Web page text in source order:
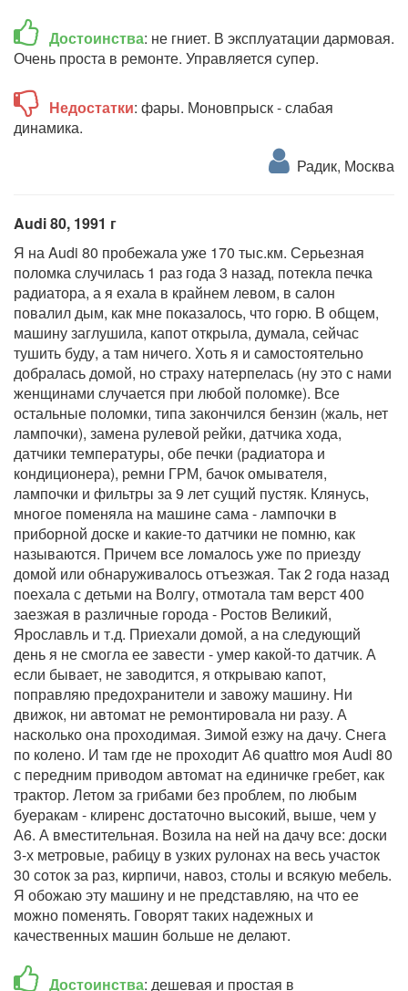
Достоинства: не гниет. В эксплуатации дармовая.
Очень проста в ремонте. Управляется супер.
Недостатки: фары. Моновпрыск - слабая
динамика.
Радик, Москва
Audi 80, 1991 г
Я на Audi 80 пробежала уже 170 тыс.км. Серьезная
поломка случилась 1 раз года 3 назад, потекла печка
радиатора, а я ехала в крайнем левом, в салон
повалил дым, как мне показалось, что горю. В общем,
машину заглушила, капот открыла, думала, сейчас
тушить буду, а там ничего. Хоть я и самостоятельно
добралась домой, но страху натерпелась (ну это с нами
женщинами случается при любой поломке). Все
остальные поломки, типа закончился бензин (жаль, нет
лампочки), замена рулевой рейки, датчика хода,
датчики температуры, обе печки (радиатора и
кондиционера), ремни ГРМ, бачок омывателя,
лампочки и фильтры за 9 лет сущий пустяк. Клянусь,
многое поменяла на машине сама - лампочки в
приборной доске и какие-то датчики не помню, как
называются. Причем все ломалось уже по приезду
домой или обнаруживалось отъезжая. Так 2 года назад
поехала с детьми на Волгу, отмотала там верст 400
заезжая в различные города - Ростов Великий,
Ярославль и т.д. Приехали домой, а на следующий
день я не смогла ее завести - умер какой-то датчик. А
если бывает, не заводится, я открываю капот,
поправляю предохранители и завожу машину. Ни
движок, ни автомат не ремонтировала ни разу. А
насколько она проходимая. Зимой езжу на дачу. Снега
по колено. И там где не проходит А6 quattro моя Audi 80
с передним приводом автомат на единичке гребет, как
трактор. Летом за грибами без проблем, по любым
буеракам - клиренс достаточно высокий, выше, чем у
А6. А вместительная. Возила на ней на дачу все: доски
3-х метровые, рабицу в узких рулонах на весь участок
30 соток за раз, кирпичи, навоз, столы и всякую мебель.
Я обожаю эту машину и не представляю, на что ее
можно поменять. Говорят таких надежных и
качественных машин больше не делают.
Достоинства: дешевая и простая в